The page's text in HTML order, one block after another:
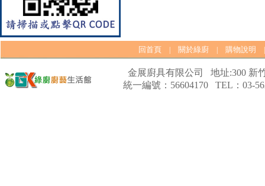
回首頁 關於綠廚 購物說明
金展廚具有限公司 地址:300 新
統一編號：56604170 TEL：03-